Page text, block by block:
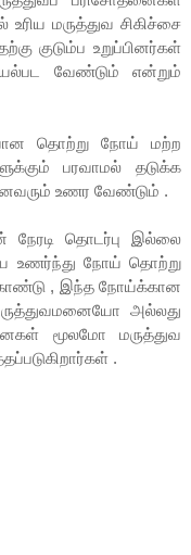
மருத்துவ சிகிச்சை
குடும்ப உறுப்பினர்கள்
வேண்டும் என்றும்
தொற்று நோய் மற்ற
பரவாமல் தடுக்க
உணர வேண்டும் .
நேரடி தொடர்பு இல்லை
உணர்ந்து நோய் தொற்று
கொண்டு , இந்த நோய்க்கான
அல்லது
மூலமோ மருத்துவ
.